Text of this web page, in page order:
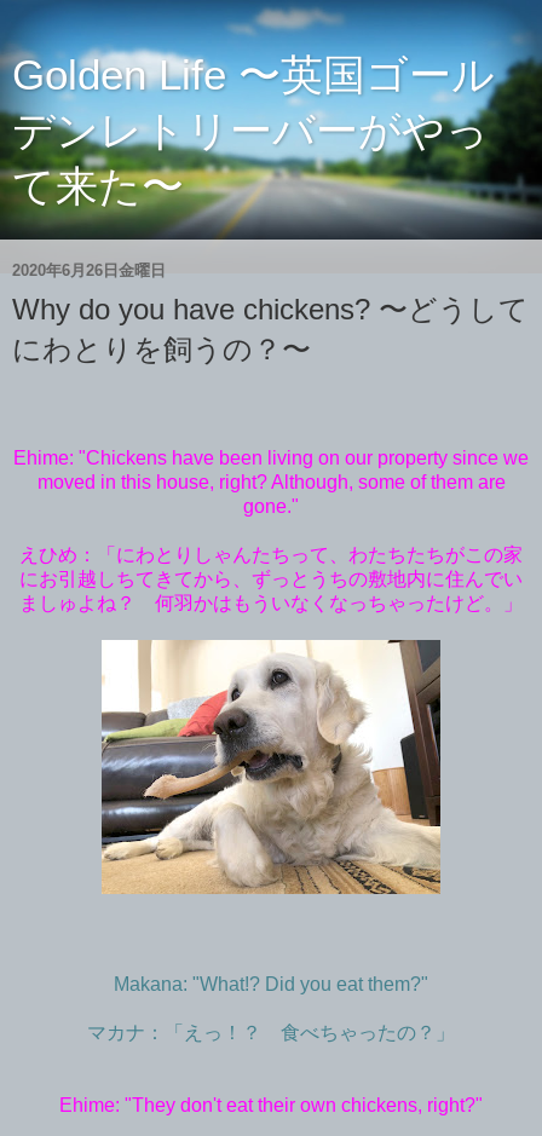
Golden Life 〜英国ゴール
デンレトリーバーがやっ
て来た〜
2020年6月26日金曜日
Why do you have chickens? 〜どうして
にわとりを飼うの？〜
Ehime: "Chickens have been living on our property since we
moved in this house, right? Although, some of them are
gone."
えひめ：「にわとりしゃんたちって、わたちたちがこの家
にお引越しちてきてから、ずっとうちの敷地内に住んでい
ましゅよね？ 何羽かはもういなくなっちゃったけど。」
Makana: "What!? Did you eat them?"
マカナ：「えっ！？ 食べちゃったの？」
Ehime: "They don't eat their own chickens, right?"